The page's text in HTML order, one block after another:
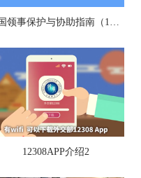
12308APP介绍2